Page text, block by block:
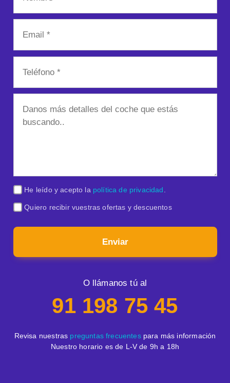
He leído y acepto la política de privacidad.
Quiero recibir vuestras ofertas y descuentos
Enviar
O llámanos tú al
91 198 75 45
Revisa nuestras preguntas frecuentespara más información
Nuestro horario es de L-V de 9h a 18h